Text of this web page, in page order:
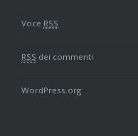
Voce RSS
RSS dei commenti
WordPress.org